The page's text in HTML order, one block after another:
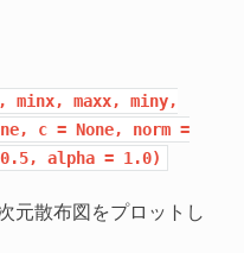
minx, maxx,
miny,
c = None, norm =
0.5, alpha = 1.0)
元散布図をプロットし